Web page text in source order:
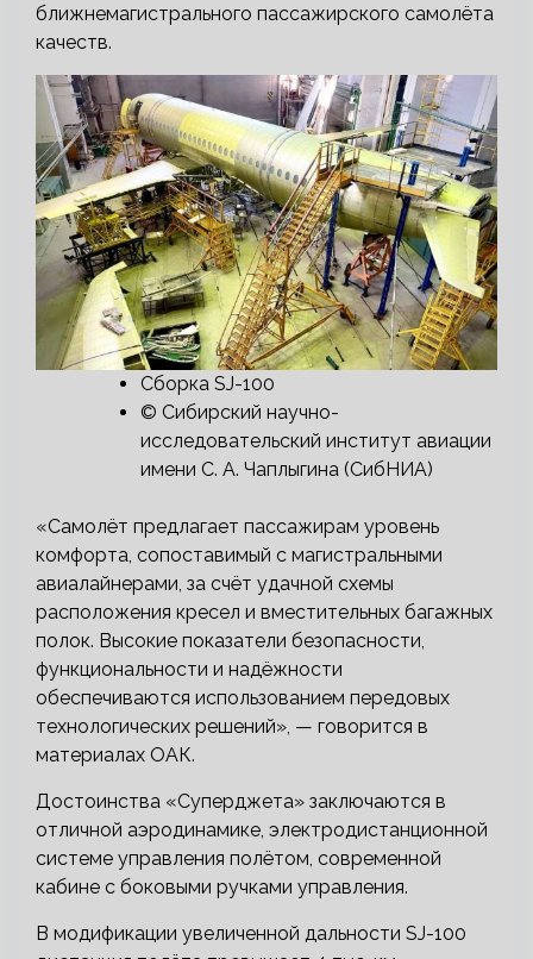
ближнемагистрального пассажирского самолёта
качеств.
Сборка SJ-100
© Сибирский научно-
исследовательский институт авиации
имени С. А. Чаплыгина (СибНИА)
«Самолёт предлагает пассажирам уровень
комфорта, сопоставимый с магистральными
авиалайнерами, за счёт удачной схемы
расположения кресел и вместительных багажных
полок. Высокие показатели безопасности,
функциональности и надёжности
обеспечиваются использованием передовых
технологических решений», — говорится в
материалах ОАК.
Достоинства «Суперджета» заключаются в
отличной аэродинамике, электродистанционной
системе управления полётом, современной
кабине с боковыми ручками управления.
В модификации увеличенной дальности SJ-100